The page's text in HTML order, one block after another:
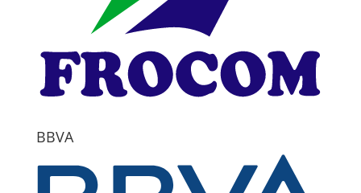
BBVA